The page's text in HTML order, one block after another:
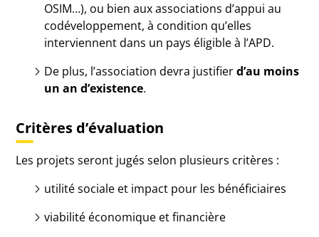
OSIM…), ou bien aux associations d’appui au
codéveloppement, à condition qu’elles
interviennent dans un pays éligible à l’APD.
De plus, l’association devra justifierd’au moins
un an d’existence.
Critères d’évaluation
Les projets seront jugés selon plusieurs critères :
utilité sociale et impact pour les bénéficiaires
viabilité économique et financière